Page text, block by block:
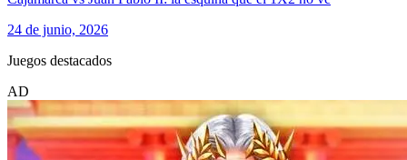
24 de junio, 2026
Juegos destacados
AD